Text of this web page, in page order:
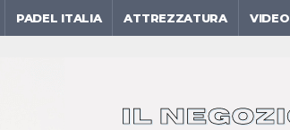
PADEL ITALIA ATTREZZATURA VIDEO